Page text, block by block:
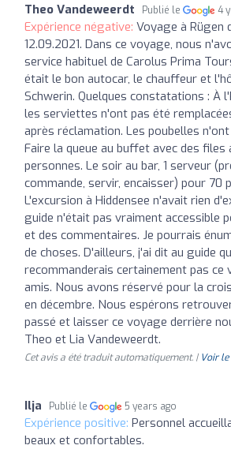
Theo Vandeweerdt Publié le 4
Expérience négative: Voyage à Rügen
12.09.2021. Dans ce voyage, nous
service habituel de Carolus Prima
était le bon autocar, le chauffeur et
Schwerin. Quelques constatations : À
les serviettes n'ont pas été
après réclamation. Les poubelles
Faire la queue au buffet avec des files
personnes. Le soir au bar, 1 serveur
commande, servir, encaisser) pour 70
L'excursion à Hiddensee n'avait rien
guide n'était pas vraiment accessible
et des commentaires. Je pourrais
de choses. D'ailleurs, j'ai dit au guide
recommanderais certainement pas ce
amis. Nous avons réservé pour la
en décembre. Nous espérons
passé et laisser ce voyage derrière
Theo et Lia Vandeweerdt.
Cet avis a été traduit automatiquement. | Voir
Ilja Publié le 5 years ago
Expérience positive: Personnel
beaux et confortables.